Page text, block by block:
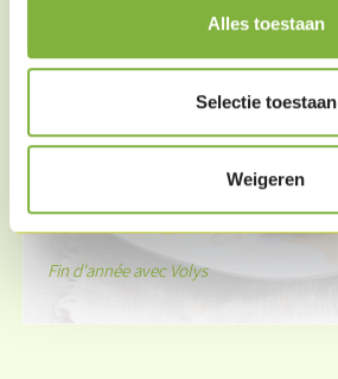
Alles toestaan
Selectie toestaan
Weigeren
Fin d'année avec Volys